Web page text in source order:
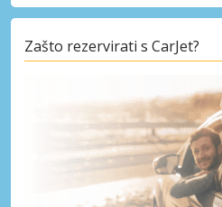
Zašto rezervirati s CarJet?
Posebni popusti
Pristupite
Prijava